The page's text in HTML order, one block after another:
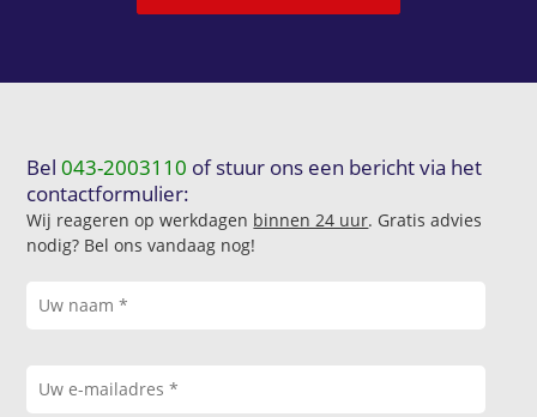
Bel043-2003110 of stuur ons een bericht via het
contactformulier:
Wij reageren op werkdagen binnen 24 uur. Gratis advies
nodig? Bel ons vandaag nog!